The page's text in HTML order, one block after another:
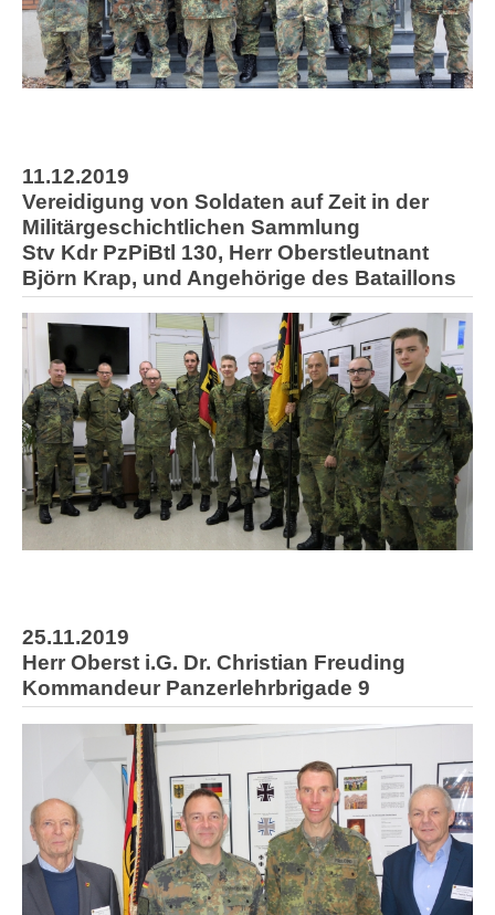
11.12.2019
Vereidigung von Soldaten auf Zeit in der
Militärgeschichtlichen Sammlung
Stv Kdr PzPiBtl 130, Herr Oberstleutnant
Björn Krap, und Angehörige des Bataillons
25.11.2019
Herr Oberst i.G. Dr. Christian Freuding
Kommandeur Panzerlehrbrigade 9